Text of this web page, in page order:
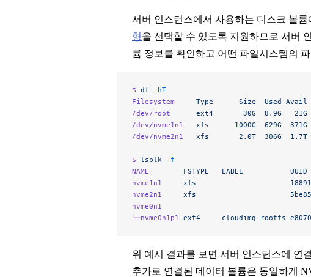
서버 인스턴스에서 사용하는 디스크 볼
형을 선택할 수 있도록 지원하므로 서버
륨 정보를 확인하고 어떤 파일시스템의
$ df -hT
Filesystem
     Type
      Size
  Used
Avail
/dev/root
      ext4
       30G
  8.9G
   21G
/dev/nvme1n1
   xfs
      1000G
  629G
  371G
/dev/nvme2n1
   xfs
       2.0T
  306G
  1.7T
$ lsblk -f
NAME
        FSTYPE
   LABEL
           UUID
nvme1n1
     xfs
nvme2n1
     xfs
nvme0n1
└─nvme0n1p1
ext4
     cloudimg-rootfs
위 예시 결과를 보면 서버 인스턴스에 연
추가로 연결된 데이터 볼륨은 동일하게